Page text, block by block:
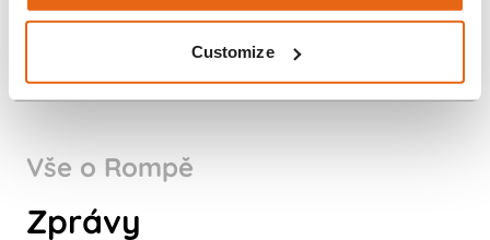
Customize
Vše o Rompě
Zprávy
WHY CHOOSE ROMPA
GERMANY AS A PART OF YOUR